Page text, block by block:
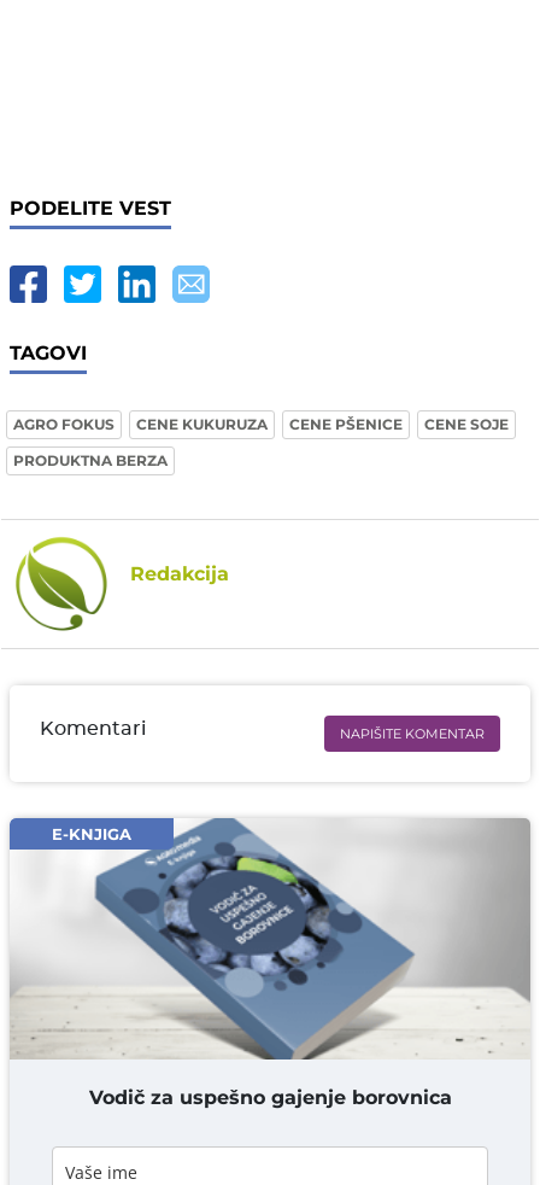
PODELITE VEST
TAGOVI
AGRO FOKUS CENE KUKURUZA CENE PŠENICE
CENE SOJE
PRODUKTNA BERZA
Redakcija
Komentari NAPIŠITE KOMENTAR
Email* obavezno
Komentar* obavezno
DODAJ KOMENTAR
E-KNJIGA
Vodič za uspešno gajenje borovnica